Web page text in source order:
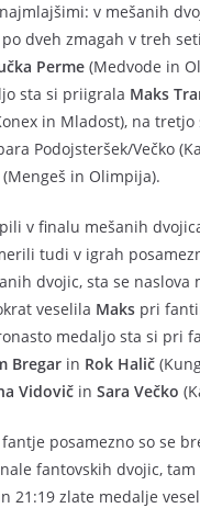
v mešanih
dveh zmagah v treh
Perme(Medvode in
sta si priigrala Maks
in Mladost), na tretjo
Podojsteršek/Večko
in Olimpija).
v finalu mešanih
tudi v igrah
dvojic, sta se naslova
veselila Makspri
medaljo sta si pri
Bregarin Rok Halič
Vidovičin Sara Večko
posamezno so se
fantovskih dvojic, tam
21:19 zlate medalje